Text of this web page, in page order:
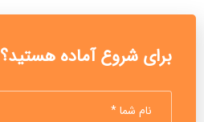
برای شروع آماده هستید؟